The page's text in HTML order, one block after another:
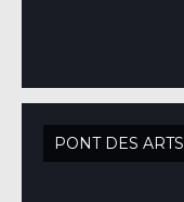
PONT DES ARTS